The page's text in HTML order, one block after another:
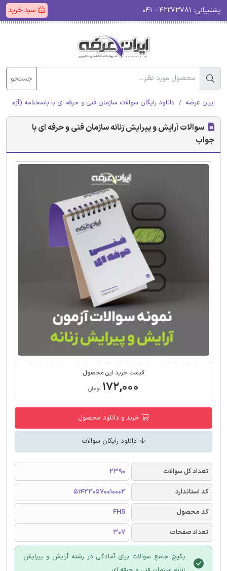
پشتیبانی: سبد خرید
جستجو
ایران عرضه دانلود رایگان سوالات سازمان فنی و حرفه ای با پاسخنامه (آزمون
سوالات آرایش و پیرایش زنانه سازمان فنی و حرفه ای با
جواب
قیمت خرید این محصول
۱۷۲,۰۰۰ تومان
خرید و دانلود محصول
دانلود رایگان سوالات
تعداد کل سوالات
2390
کد استاندارد
514220570010002
کد محصول
FH5
تعداد صفحات
307
پکیج جامع سوالات برای آمادگی در رشته آرایش و پیرایش